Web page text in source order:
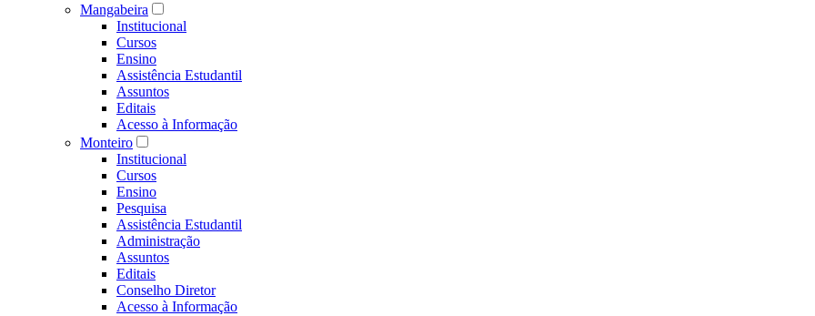
Mangabeira
Institucional
Cursos
Ensino
Assistência Estudantil
Assuntos
Editais
Acesso à Informação
Monteiro
Institucional
Cursos
Ensino
Pesquisa
Assistência Estudantil
Administração
Assuntos
Editais
Conselho Diretor
Acesso à Informação